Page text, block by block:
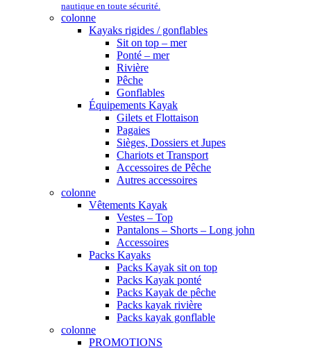
nautique en toute sécurité.
colonne
Kayaks rigides / gonflables
Sit on top – mer
Ponté – mer
Rivière
Pêche
Gonflables
Équipements Kayak
Gilets et Flottaison
Pagaies
Sièges, Dossiers et Jupes
Chariots et Transport
Accessoires de Pêche
Autres accessoires
colonne
Vêtements Kayak
Vestes – Top
Pantalons – Shorts – Long john
Accessoires
Packs Kayaks
Packs Kayak sit on top
Packs Kayak ponté
Packs Kayak de pêche
Packs kayak rivière
Packs kayak gonflable
colonne
PROMOTIONS